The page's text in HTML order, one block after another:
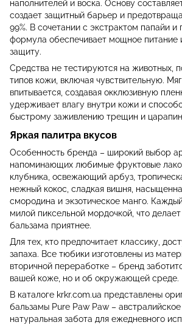
наполнителей и воска. Основу
создает защитный барьер и
99%. В сочетании с экстрактом папайи и
формула обеспечивает мощное питание
защиту.
Средства не тестируются на животных,
типов кожи, включая чувствительную.
впитывается, создавая окклюзивную
удерживает влагу внутри кожи и
быстрому заживлению трещин и
Яркая палитра вкусов
Особенность бренда – широкий выбор
напоминающих любимые фруктовые
клубника, освежающий арбуз,
нежный кокос, сладкая вишня,
смородина и экзотическое манго.
милой пиксельной мордочкой, что
бальзама приятнее.
Для тех, кто предпочитает классику,
запаха. Все тюбики изготовлены из
вторичной переработке – бренд
вашей коже, но и об окружающей среде.
В каталоге krkr.com.ua представлены
бальзамы Pure Paw Paw – австралийское
натуральная забота для ежедневного